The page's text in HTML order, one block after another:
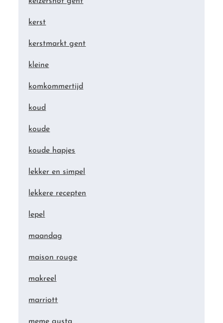
kerst
kerstmarkt gent
kleine
komkommertijd
koud
koude
koude hapjes
lekker en simpel
lekkere recepten
lepel
maandag
maison rouge
makreel
marriott